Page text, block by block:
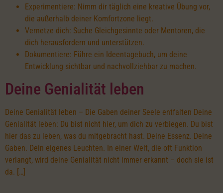
Experimentiere: Nimm dir täglich eine kreative Übung vor,
die außerhalb deiner Komfortzone liegt.
Vernetze dich: Suche Gleichgesinnte oder Mentoren, die
dich herausfordern und unterstützen.
Dokumentiere: Führe ein Ideentagebuch, um deine
Entwicklung sichtbar und nachvollziehbar zu machen.
Deine Genialität leben
Deine Genialität leben – Die Gaben deiner Seele entfalten Deine
Genialität leben: Du bist nicht hier, um dich zu verbiegen. Du bist
hier das zu leben, was du mitgebracht hast. Deine Essenz. Deine
Gaben. Dein eigenes Leuchten. In einer Welt, die oft Funktion
verlangt, wird deine Genialität nicht immer erkannt – doch sie ist
da. […]